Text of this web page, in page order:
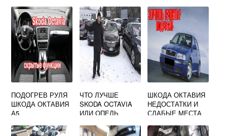
ПОДОГРЕВ РУЛЯ
ШКОДА ОКТАВИЯ
А5
ЧТО ЛУЧШЕ
SKODA OCTAVIA
ИЛИ ОПЕЛЬ
ШКОДА ОКТАВИЯ
НЕДОСТАТКИ И
СЛАБЫЕ МЕСТА